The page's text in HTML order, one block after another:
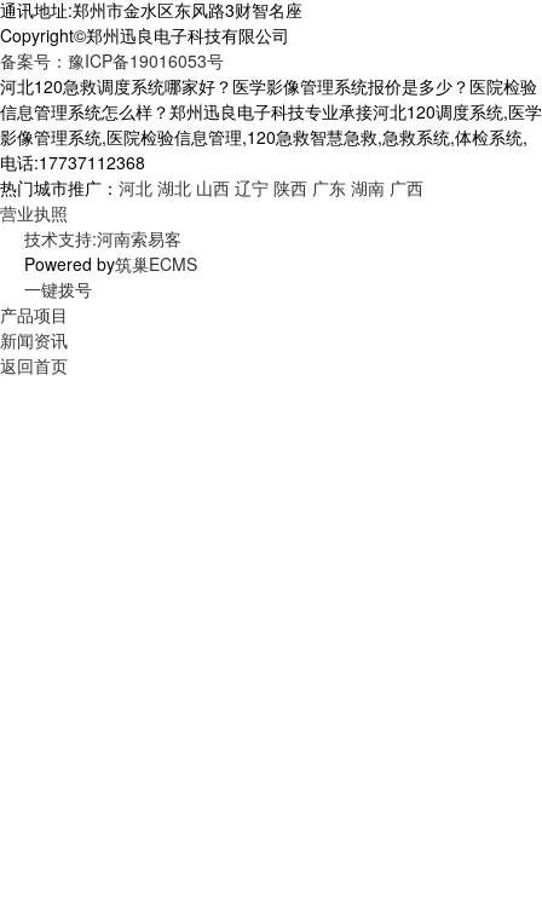
通讯地址:郑州市金水区东风路3财智名座
Copyright©郑州迅良电子科技有限公司
备案号：豫ICP备19016053号
河北120急救调度系统哪家好？医学影像管理系统报价是多少？医院检验
信息管理系统怎么样？郑州迅良电子科技专业承接河北120调度系统,医学
影像管理系统,医院检验信息管理,120急救智慧急救,急救系统,体检系统,
电话:17737112368
热门城市推广： 河北 湖北 山西 辽宁 陕西 广东 湖南 广西
营业执照
技术支持:河南索易客
Powered by筑巢ECMS
一键拨号
产品项目
新闻资讯
返回首页